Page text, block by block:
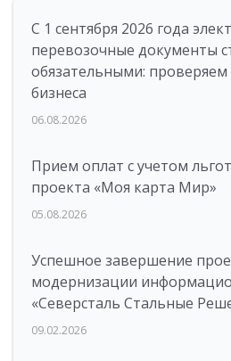
С 1 сентября 2026 года
перевозочные документы
обязательными: проверяем
бизнеса
06.08.2026
Прием оплат с учетом
проекта «Моя карта Мир»
05.08.2026
Успешное завершение
модернизации
«Северсталь Стальные
09.02.2026